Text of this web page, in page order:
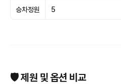
승차정원 5
🛡 제원 및 옵션 비교